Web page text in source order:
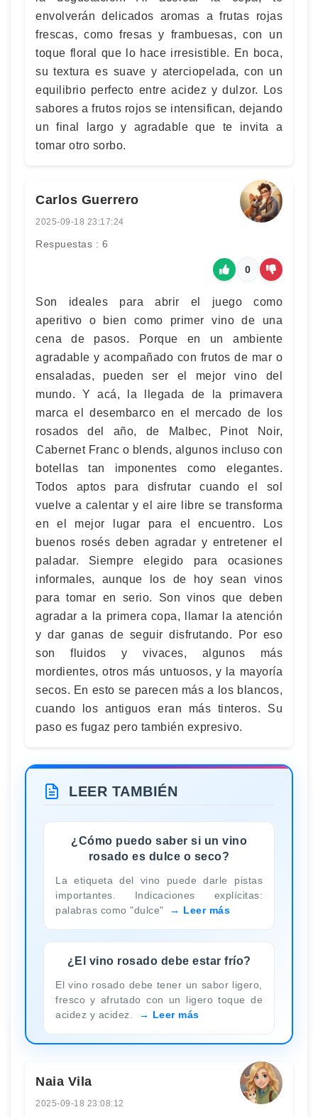
envolverán delicados aromas a frutas rojas
frescas, como fresas y frambuesas, con un
toque floral que lo hace irresistible. En boca,
su textura es suave y aterciopelada, con un
equilibrio perfecto entre acidez y dulzor. Los
sabores a frutos rojos se intensifican, dejando
un final largo y agradable que te invita a
tomar otro sorbo.
Carlos Guerrero
2025-09-18 23:17:24
Respuestas : 6
0
Son ideales para abrir el juego como
aperitivo o bien como primer vino de una
cena de pasos. Porque en un ambiente
agradable y acompañado con frutos de mar o
ensaladas, pueden ser el mejor vino del
mundo. Y acá, la llegada de la primavera
marca el desembarco en el mercado de los
rosados del año, de Malbec, Pinot Noir,
Cabernet Franc o blends, algunos incluso con
botellas tan imponentes como elegantes.
Todos aptos para disfrutar cuando el sol
vuelve a calentar y el aire libre se transforma
en el mejor lugar para el encuentro. Los
buenos rosés deben agradar y entretener el
paladar. Siempre elegido para ocasiones
informales, aunque los de hoy sean vinos
para tomar en serio. Son vinos que deben
agradar a la primera copa, llamar la atención
y dar ganas de seguir disfrutando. Por eso
son fluidos y vivaces, algunos más
mordientes, otros más untuosos, y la mayoría
secos. En esto se parecen más a los blancos,
cuando los antiguos eran más tinteros. Su
paso es fugaz pero también expresivo.
LEER TAMBIÉN
¿Cómo puedo saber si un vino
rosado es dulce o seco?
La etiqueta del vino puede darle pistas
importantes. Indicaciones explícitas:
palabras como "dulce"
Leer más
¿El vino rosado debe estar frío?
El vino rosado debe tener un sabor ligero,
fresco y afrutado con un ligero toque de
acidez y acidez.
Leer más
Naia Vila
2025-09-18 23:08:12